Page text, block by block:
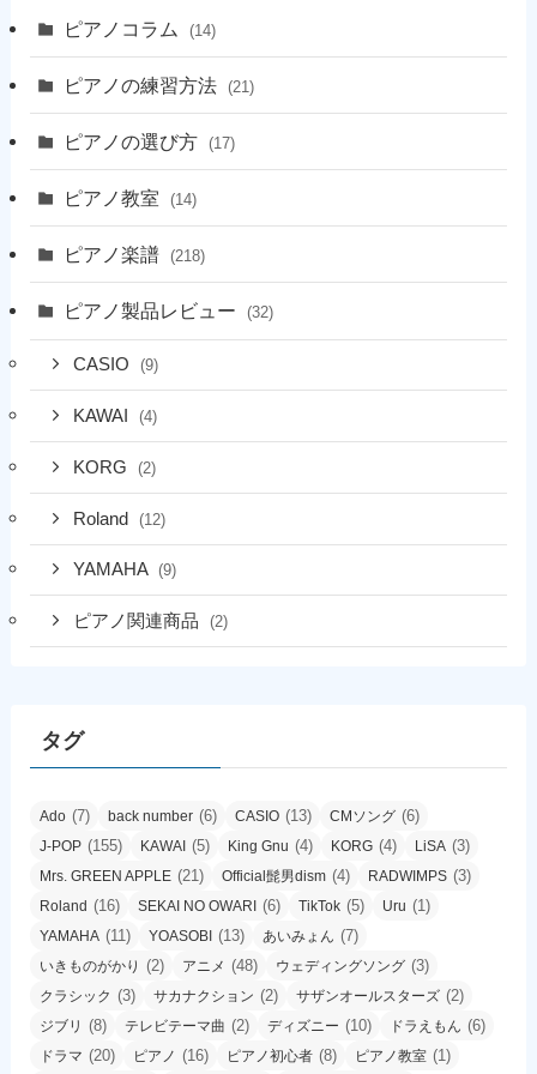
ピアノコラム (14)
ピアノの練習方法 (21)
ピアノの選び方 (17)
ピアノ教室 (14)
ピアノ楽譜 (218)
ピアノ製品レビュー (32)
CASIO (9)
KAWAI (4)
KORG (2)
Roland (12)
YAMAHA (9)
ピアノ関連商品 (2)
タグ
Ado (7) back number (6) CASIO (13) CMソング (6)
J-POP (155) KAWAI (5) King Gnu (4) KORG (4) LiSA (3)
Mrs. GREEN APPLE (21) Official髭男dism (4) RADWIMPS (3)
Roland (16) SEKAI NO OWARI (6) TikTok (5) Uru (1)
YAMAHA (11) YOASOBI (13) あいみょん (7)
いきものがかり (2) アニメ (48) ウェディングソング (3)
クラシック (3) サカナクション (2) サザンオールスターズ (2)
ジブリ (8) テレビテーマ曲 (2) ディズニー (10) ドラえもん (6)
ドラマ (20) ピアノ (16) ピアノ初心者 (8) ピアノ教室 (1)